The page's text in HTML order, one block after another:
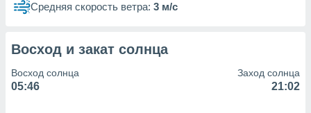
1199
Средняя скорость ветра: 3 м/с
Восход и закат солнца
Восход солнца
05:46
Заход солнца
21:02